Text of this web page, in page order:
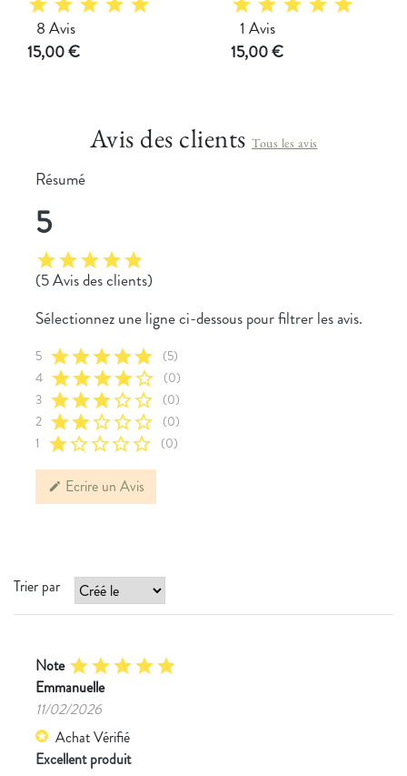
star star star star star
8 Avis
Prix
15,00 €
star star star star star
1 Avis
Prix
15,00 €
Avis des clients Tous les avis
Résumé
5
starstarstarstarstar
(5 Avis des clients)
Sélectionnez une ligne ci-dessous pour filtrer les avis.
5 starstarstarstarstar (5)
4 starstarstarstarstar_border (0)
3 starstarstarstar_borderstar_border (0)
2 starstarstar_borderstar_borderstar_border (0)
1 starstar_borderstar_borderstar_borderstar_border (0)
edit Ecrire un Avis
Trier par
Note starstarstarstarstar
Emmanuelle
11/02/2026
star
Achat Vérifié
Excellent produit